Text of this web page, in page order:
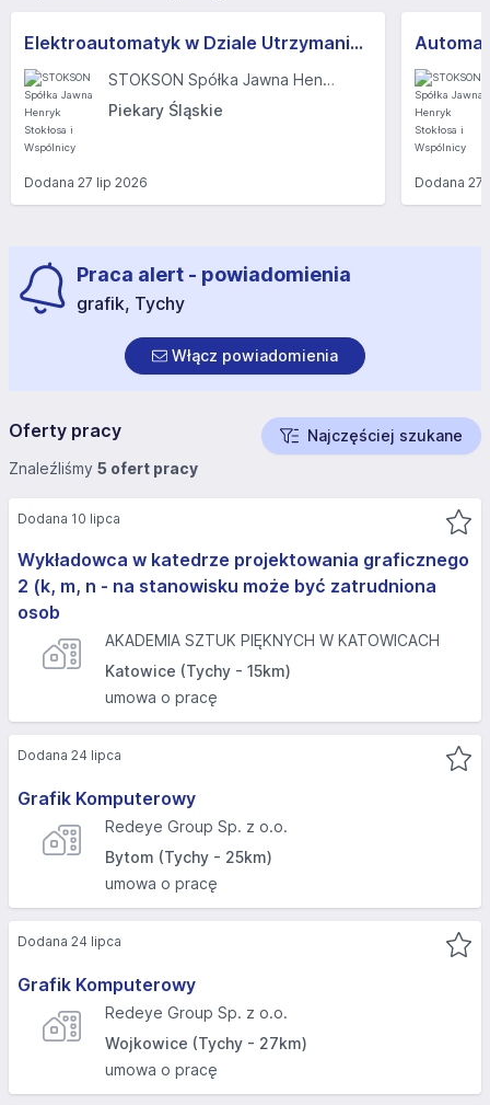
Elektroautomatyk w Dziale Utrzymania Ruchu (k/m)
STOKSON Spółka Jawna Henryk Stokłosa i Wspólnicy
Piekary Śląskie
Dodana 27 lip 2026 Dodana27
Praca alert - powiadomienia
grafik, Tychy
Włącz powiadomienia
Oferty pracy
Najczęściej szukane
Znaleźliśmy 5 ofert pracy
Wykładowca w katedrze projektowania graficznego
2 (k, m, n - na stanowisku może być zatrudniona
osob
AKADEMIA SZTUK PIĘKNYCH W KATOWICACH
Katowice (Tychy - 15km)
umowa o pracę
Dodana 10 lipca
Grafik Komputerowy
Redeye Group Sp. z o.o.
Bytom (Tychy - 25km)
umowa o pracę
Dodana 24 lipca
Grafik Komputerowy
Redeye Group Sp. z o.o.
Wojkowice (Tychy - 27km)
umowa o pracę
Dodana 24 lipca